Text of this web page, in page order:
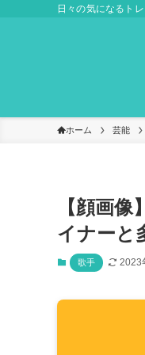
日々の気になるト
ホーム 芸能
【顔画
イナーと
歌手 2023